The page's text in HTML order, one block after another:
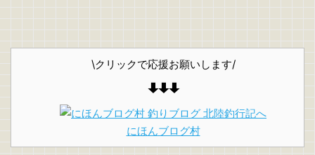
\クリックで応援お願いします/
にほんブログ村